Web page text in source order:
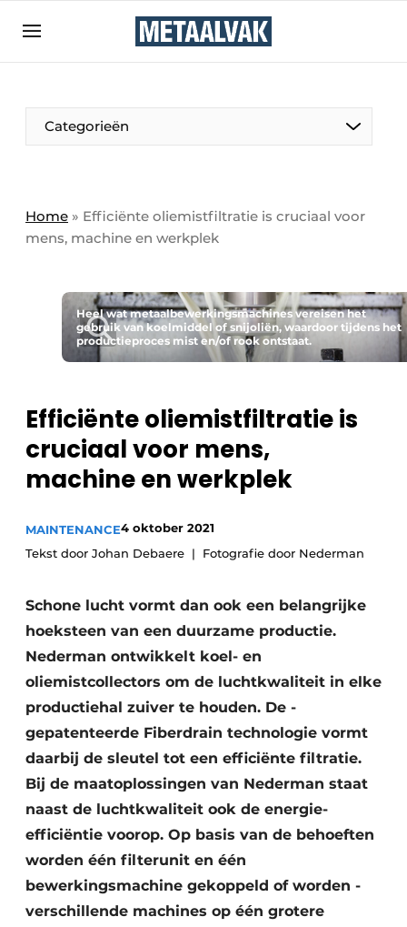
Bedrijven
Contact
Eigen content aanleveren
Evenement aanmelden
Meest gelezen
Nieuwsbrief
Podcasts
Vacature aanmelden
Vacatures
Video’s
Categorieën
Home » Efficiënte oliemistfiltratie is cruciaal voor
mens, machine en werkplek
Heel wat metaalbewerkingsmachines vereisen het
gebruik van koelmiddel of snijoliën, waardoor tijdens het
productieproces mist en/of rook ontstaat.
Efficiënte oliemistfiltratie is
cruciaal voor mens,
machine en werkplek
MAINTENANCE4 oktober 2021
Tekst door Johan Debaere
Fotografie door Nederman
Schone lucht vormt dan ook een belangrijke
hoeksteen van een duurzame ­productie.
Nederman ontwikkelt koel- en
oliemistcollectors om de luchtkwaliteit in elke
productiehal zuiver te houden. De ­
gepatenteerde Fiberdrain technologie vormt
daarbij de sleutel tot een efficiënte filtratie.
Bij de maatoplossingen van Nederman staat
naast de ­luchtkwaliteit ook de energie-
efficiëntie voorop. Op basis van de behoeften
worden één filterunit en één
bewerkingsmachine gekoppeld of worden ­
verschillende machines op één grotere